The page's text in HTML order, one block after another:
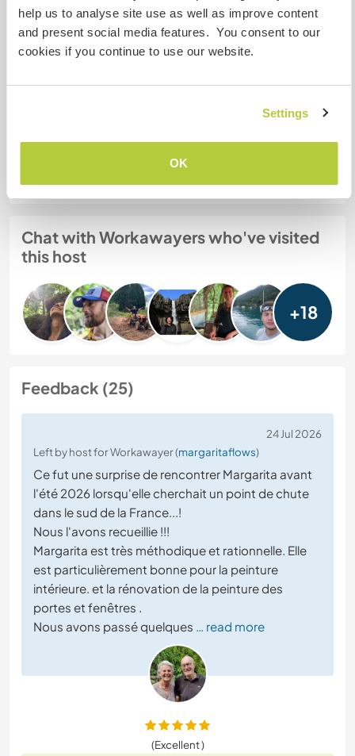
help us to analyse site use as well as improve content
and present social media features. You consent to our
cookies if you continue to use our website.
Settings
OK
Two
Website Safety
Chat with Workawayers who've visited
this host
+18
Feedback (25)
24 Jul 2026
Left by host for Workawayer (margaritaflows)
Ce fut une surprise de rencontrer Margarita avant
l'été 2026 lorsqu'elle cherchait un point de chute
dans le sud de la France...!
Nous l'avons recueillie !!!
Margarita est très méthodique et rationnelle. Elle
est particulièrement bonne pour la peinture
intérieure. et la rénovation de la peinture des
portes et fenêtres .
Nous avons passé quelques … read more
(Excellent )